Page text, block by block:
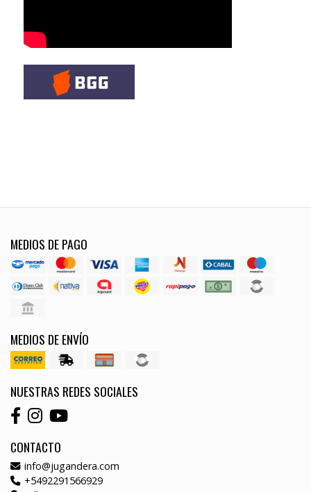
MEDIOS DE PAGO
MEDIOS DE ENVÍO
NUESTRAS REDES SOCIALES
CONTACTO
info@jugandera.com
+5492291566929